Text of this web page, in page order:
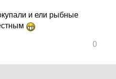
и ели рыбные
0